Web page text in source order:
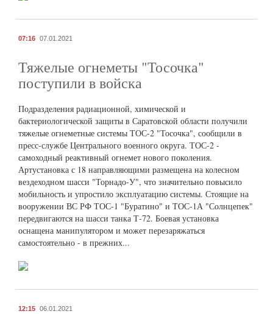
07:16 07.01.2021
Тяжелые огнеметы "Тосочка"
поступили в войска
Подразделения радиационной, химической и
бактериологической защиты в Саратовской области получили
тяжелые огнеметные системы ТОС-2 "Тосочка", сообщили в
пресс-службе Центрального военного округа. ТОС-2 -
самоходный реактивный огнемет нового поколения.
Артустановка с 18 направляющими размещена на колесном
вездеходном шасси "Торнадо-У", что значительно повысило
мобильность и упростило эксплуатацию системы. Стоящие на
вооружении ВС РФ ТОС-1 "Буратино" и ТОС-1А "Солнцепек"
передвигаются на шасси танка Т-72. Боевая установка
оснащена манипулятором и может перезаряжаться
самостоятельно - в прежних...
12:15 06.01.2021